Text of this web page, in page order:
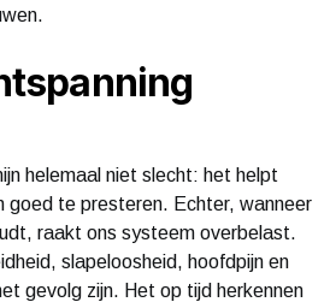
helemaal niet slecht: het helpt
goed te presteren. Echter, wanneer
raakt ons systeem overbelast.
slapeloosheid, hoofdpijn en
gevolg zijn. Het op tijd herkennen